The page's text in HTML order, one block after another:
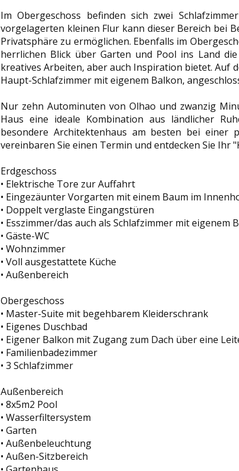
Im Obergeschoss befinden sich zwei
vorgelagerten kleinen Flur kann dieser Bereich bei
Privatsphäre zu ermöglichen. Ebenfalls im
herrlichen Blick über Garten und Pool ins Land
kreatives Arbeiten, aber auch Inspiration bietet. Auf
Haupt-Schlafzimmer mit eigenem Balkon,
Nur zehn Autominuten von Olhao und zwanzig
Haus eine ideale Kombination aus ländlicher
besondere Architektenhaus am besten bei einer
vereinbaren Sie einen Termin und entdecken Sie Ihr
Erdgeschoss
• Elektrische Tore zur Auffahrt
• Eingezäunter Vorgarten mit einem Baum im
• Doppelt verglaste Eingangstüren
• Esszimmer/das auch als Schlafzimmer mit
• Gäste-WC
• Wohnzimmer
• Voll ausgestattete Küche
• Außenbereich
Obergeschoss
• Master-Suite mit begehbarem Kleiderschrank
• Eigenes Duschbad
• Eigener Balkon mit Zugang zum Dach über eine
• Familienbadezimmer
• 3 Schlafzimmer
Außenbereich
• 8x5m2 Pool
• Wasserfiltersystem
• Garten
• Außenbeleuchtung
• Außen-Sitzbereich